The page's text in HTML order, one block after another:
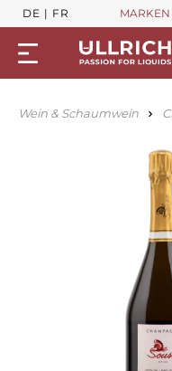
DE FR MARKEN
Wein & Schaumwein